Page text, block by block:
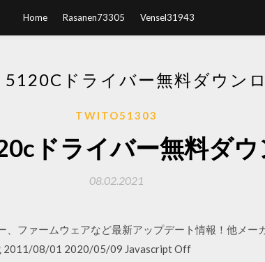
Home Rasanen73305 Vensel31943
5120Cドライバー無料ダウン
TWITO51303
ドライバー無料ダ
08.02.2021
、ファームウェアなど最新アップデート情報！他メー
2011/08/01 2020/05/09 Javascript Off